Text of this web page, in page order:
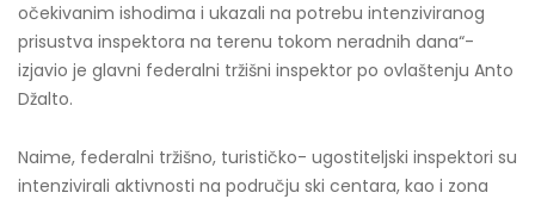
očekivanim ishodima i ukazali na potrebu intenziviranog
prisustva inspektora na terenu tokom neradnih dana“-
izjavio je glavni federalni tržišni inspektor po ovlaštenju Anto
Džalto.
Naime, federalni tržišno, turističko- ugostiteljski inspektori su
intenzivirali aktivnosti na području ski centara, kao i zona